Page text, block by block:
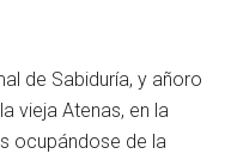
de Sabiduría, y añoro
vieja Atenas, en la
ocupándose de la